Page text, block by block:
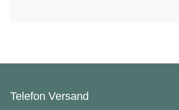
Telefon Versand